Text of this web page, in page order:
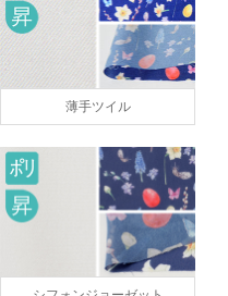
薄手ツイル